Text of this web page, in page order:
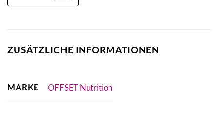
ZUSÄTZLICHE INFORMATIONEN
MARKE OFFSET Nutrition